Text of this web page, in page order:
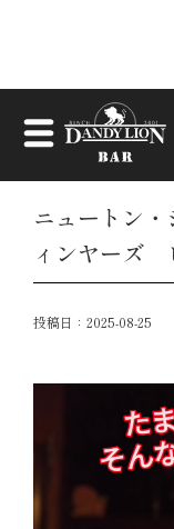
お知らせ
ニュートン
ィンヤーズ
投稿日： 2025-08-25